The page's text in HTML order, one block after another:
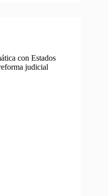
con Estados
judicial